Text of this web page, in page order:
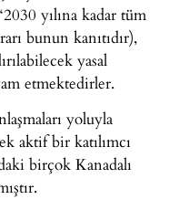
yılına kadar tüm
bunun kanıtıdır),
yasal
etmektedirler.
yoluyla
aktif bir katılımcı
birçok Kanadalı